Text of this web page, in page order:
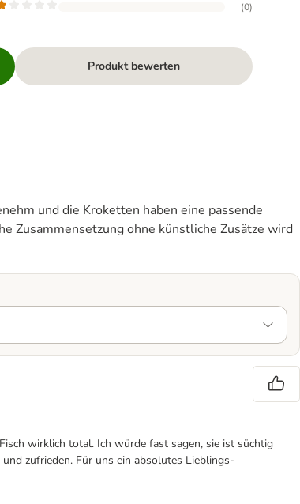
(0)
Produkt bewerten
und die Kroketten haben eine passende
Zusammensetzung ohne künstliche Zusätze wird
wirklich total. Ich würde fast sagen, sie ist süchtig
zufrieden. Für uns ein absolutes Lieblings-